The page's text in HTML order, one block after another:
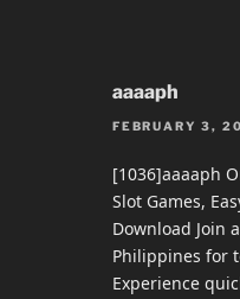
aaaaph
FEBRUARY 3,
[1036]aaaaph
Slot Games,
Download Join
Philippines for
Experience